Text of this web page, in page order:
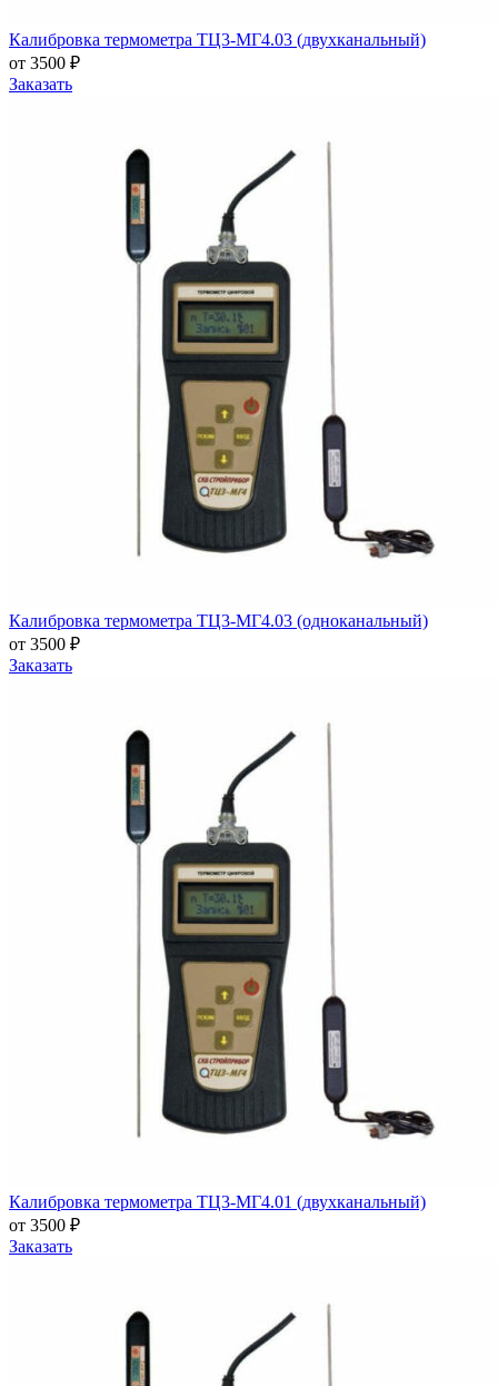
Калибровка термометра ТЦ3-МГ4.03 (двухканальный)
от 3500 ₽
Заказать
Калибровка термометра ТЦ3-МГ4.03 (одноканальный)
от 3500 ₽
Заказать
Калибровка термометра ТЦ3-МГ4.01 (двухканальный)
от 3500 ₽
Заказать